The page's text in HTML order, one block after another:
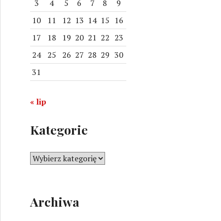
3 4 5 6 7 8
9
10
11 12 13 14 15 16
17
18 19 20 21 22 23
24
25 26 27 28 29 30
31
« lip
Kategorie
K
g
Archiwa